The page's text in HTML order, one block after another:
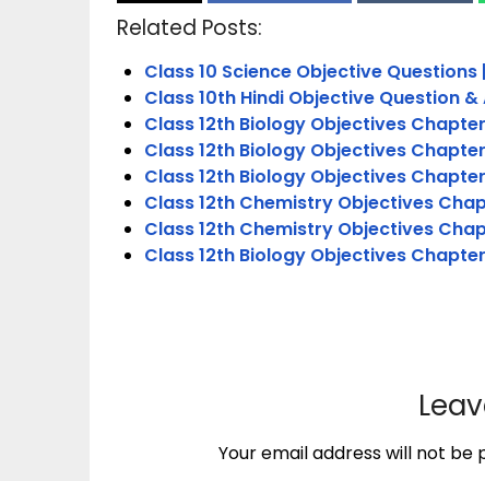
Related Posts:
Class 10 Science Objective Questions
Class 10th Hindi Objective Question &
Class 12th Biology Objectives
Class 12th Biology Objectives
Class 12th Biology Objectives
Class 12th Chemistry Objectives
Class 12th Chemistry Objectives
Class 12th Biology Objectives
Your email address will not be